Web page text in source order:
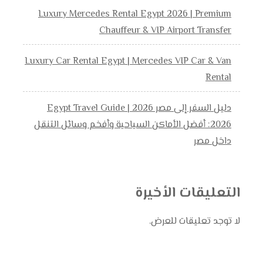
Luxury Mercedes Rental Egypt 2026 | Premium
Chauffeur & VIP Airport Transfer
Luxury Car Rental Egypt | Mercedes VIP Car & Van
Rental
دليل السفر إلى مصر 2026 | Egypt Travel Guide
2026: أفضل الأماكن السياحية وأفخم وسائل التنقل
داخل مصر
التعليقات الأخيرة
لا توجد تعليقات للعرض.